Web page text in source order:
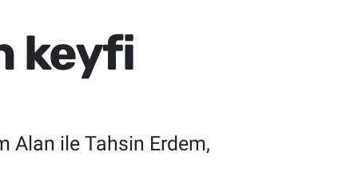
keyfi
Alan ile Tahsin Erdem,